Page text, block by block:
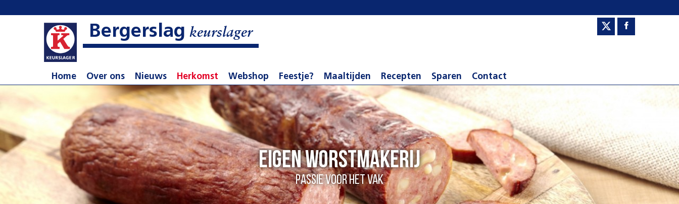
Bergerslag keurslager
Home Over ons Nieuws Herkomst Webshop Feestje? Maaltijden Recepten Sparen Contact
eigen worstmakerij
Passie voor het vak